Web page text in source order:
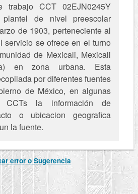
CCT 02EJN0245Y
de nivel preescolar
de 1903, perteneciente al
servicio se ofrece en el turno
de Mexicali, Mexicali
en zona urbana. Esta
por diferentes fuentes
de México, en algunas
CCTs la información de
o ubicacion geografica
la fuente.
error o Sugerencia